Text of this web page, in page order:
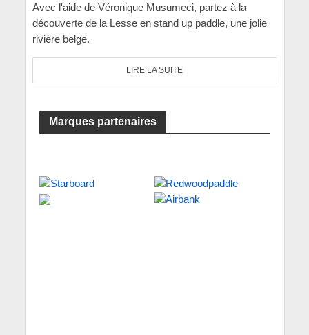
Avec l'aide de Véronique Musumeci, partez à la
découverte de la Lesse en stand up paddle, une jolie
rivière belge.
LIRE LA SUITE
Marques partenaires